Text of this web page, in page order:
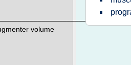
volume